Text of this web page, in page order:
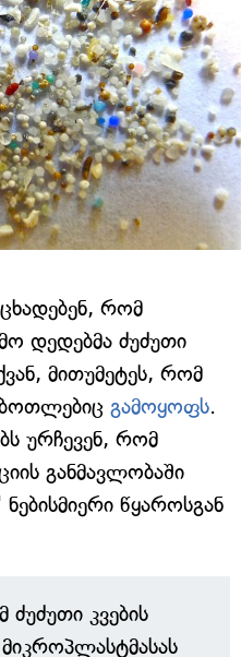
რომ
დედებმა ძუძუთი
მითუმეტეს, რომ
გამოყოფს.
ურჩევენ, რომ
განმავლობაში
წყაროსგან
კვების